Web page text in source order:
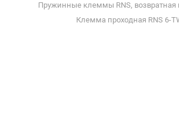
Пружинные клеммы RNS, возвратная
Клемма проходная RNS 6-